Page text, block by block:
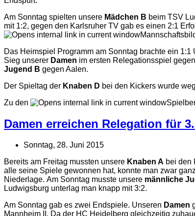
Am Sonntag spielten unsere Mädchen B beim TSV
mit 1:2, gegen den Karlsruher TV gab es einen 2:1
Das Heimspiel Programm am Sonntag brachte ein 1:1
Sieg unserer Damen im ersten Relegationsspiel
Jugend B gegen Aalen.
Der Spieltag der Knaben D bei den Kickers wurde
Zu den
Damen erreichen Relegation für
Sonntag, 28. Juni 2015
Bereits am Freitag mussten unsere Knaben A bei den
alle seine Spiele gewonnen hat, konnte man zwar
Niederlage. Am Sonntag musste unsere männliche
Ludwigsburg unterlag man knapp mit 3:2.
Am Sonntag gab es zwei Endspiele. Unseren Damen
Mannheim II. Da der HC Heidelberg gleichzeitig